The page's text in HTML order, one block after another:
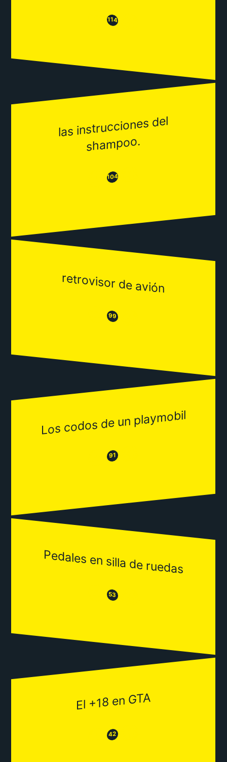
😒114😂
las instrucciones del
sha
mpoo.
😒104😂
retrovisor de avión
😒99 😂
Los codos de un playmobil
😒 91 😂
Pedales en silla de ruedas
😒 53 😂
El +18 en GTA
😒 42 😂